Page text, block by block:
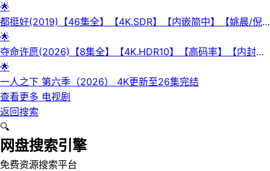
🌟
都挺好(2019)【46集全】【4K.SDR】【内嵌简中】【姚晨/倪
大红】
🌟
夺命许愿(2026)【8集全】【4K.HDR10】【高码率】【内封简
繁英】【杜比全景声】
🌟
一人之下 第六季（2026） 4K更新至26集完结
查看更多 电视剧
返回搜索
🔍
网盘搜索引擎
免费资源搜索平台